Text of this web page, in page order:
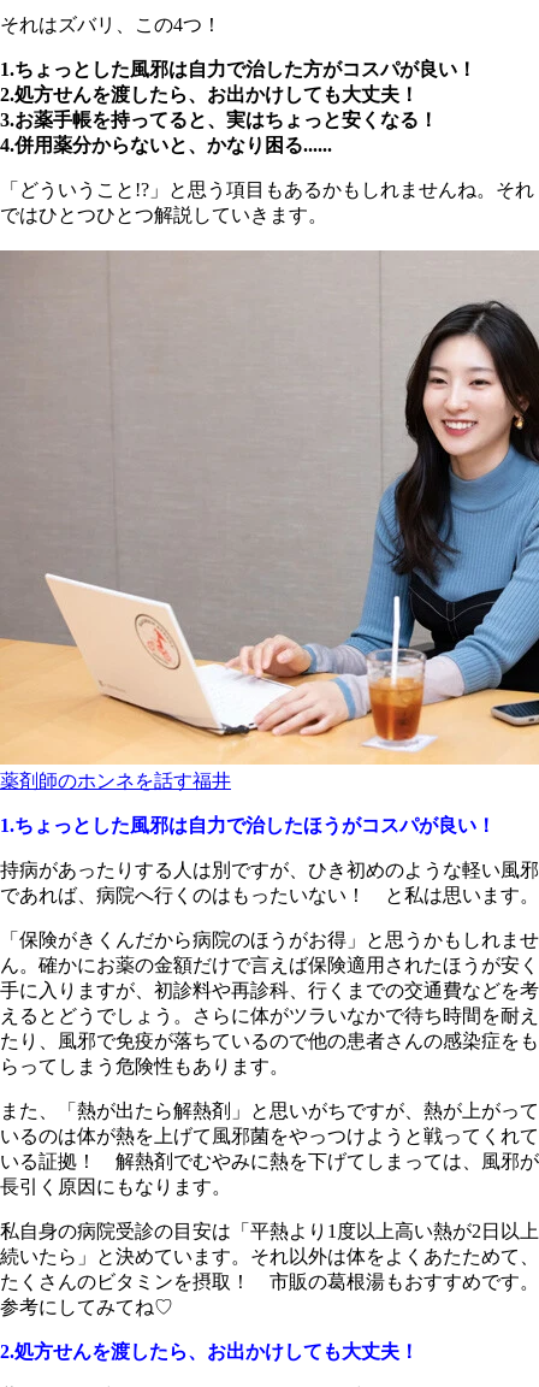
それはズバリ、この4つ！
1.ちょっとした風邪は自力で治した方がコスパが良い！
2.処方せんを渡したら、お出かけしても大丈夫！
3.お薬手帳を持ってると、実はちょっと安くなる！
4.併用薬分からないと、かなり困る......
「どういうこと!?」と思う項目もあるかもしれませんね。それ
ではひとつひとつ解説していきます。
薬剤師のホンネを話す福井
1.ちょっとした風邪は自力で治したほうがコスパが良い！
持病があったりする人は別ですが、ひき初めのような軽い風邪
であれば、病院へ行くのはもったいない！ と私は思います。
「保険がきくんだから病院のほうがお得」と思うかもしれませ
ん。確かにお薬の金額だけで言えば保険適用されたほうが安く
手に入りますが、初診料や再診科、行くまでの交通費などを考
えるとどうでしょう。さらに体がツラいなかで待ち時間を耐え
たり、風邪で免疫が落ちているので他の患者さんの感染症をも
らってしまう危険性もあります。
また、「熱が出たら解熱剤」と思いがちですが、熱が上がって
いるのは体が熱を上げて風邪菌をやっつけようと戦ってくれて
いる証拠！ 解熱剤でむやみに熱を下げてしまっては、風邪が
長引く原因にもなります。
私自身の病院受診の目安は「平熱より1度以上高い熱が2日以上
続いたら」と決めています。それ以外は体をよくあたためて、
たくさんのビタミンを摂取！ 市販の葛根湯もおすすめです。
参考にしてみてね♡
2.処方せんを渡したら、お出かけしても大丈夫！